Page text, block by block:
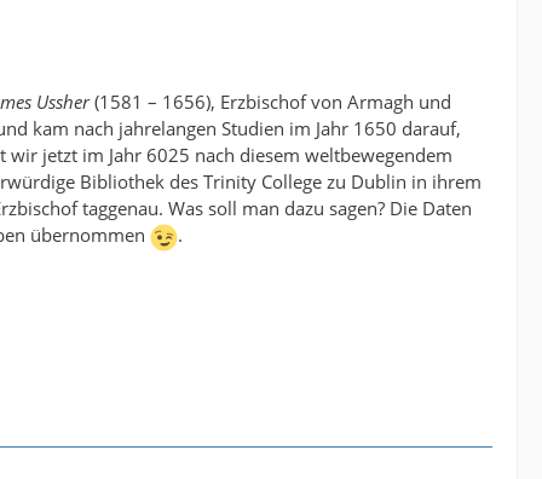
Ussher(1581 – 1656), Erzbischof von Armagh und
kam nach jahrelangen Studien im Jahr 1650 darauf,
jetzt im Jahr 6025 nach diesem weltbewegendem
Bibliothek des Trinity College zu Dublin in ihrem
taggenau. Was soll man dazu sagen? Die Daten
übernommen
.